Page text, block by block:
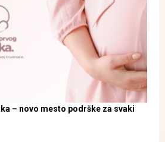
– novo mesto podrške za svaki